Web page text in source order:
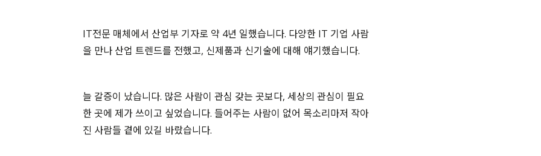
IT전문 매체에서 산업부 기자로 약 4년 일했습니다. 다양한 IT 기업 사람
을 만나 산업 트렌드를 전했고, 신제품과 신기술에 대해 얘기했습니다.
늘 갈증이 났습니다. 많은 사람이 관심 갖는 곳보다, 세상의 관심이 필요
한 곳에 제가 쓰이고 싶었습니다. 들어주는 사람이 없어 목소리마저 작아
진 사람들 곁에 있길 바랐습니다.